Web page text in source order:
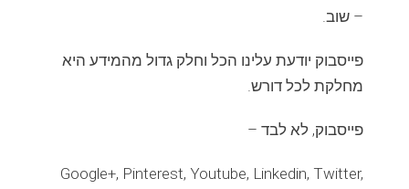
– שוב.
פייסבוק יודעת עלינו הכל וחלק גדול מהמידע היא
מחלקת לכל דורש.
פייסבוק, לא לבד –
Google+, Pinterest, Youtube, Linkedin, Twitter,